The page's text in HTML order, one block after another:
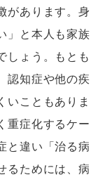
があります。身
」と本人も家族
しょう。もとも
認知症や他の疾
いこともありま
重症化するケー
と違い「治る病
るためには、病